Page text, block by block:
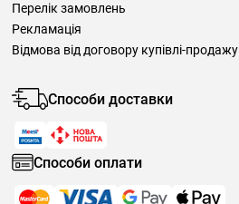
Перелік замовлень
Рекламація
Відмова від договору купівлі-продажу
Способи доставки
Способи оплати